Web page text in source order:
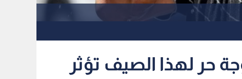
لهذا الصيف تؤثر